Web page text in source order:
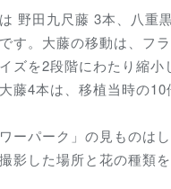
野田九尺藤 3本、八重
す。大藤の移動は、フ
ズを2段階にわたり縮
藤4本は、移植当時の
ーパーク」の見ものはし
影した場所と花の種類を